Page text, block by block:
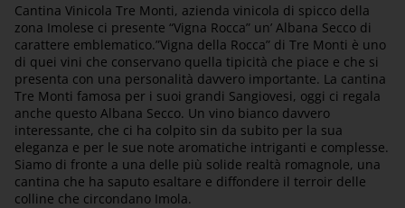
Cantina Vinicola Tre Monti, azienda vinicola di spicco della
zona Imolese ci presente “Vigna Rocca” un’ Albana Secco di
carattere emblematico.”Vigna della Rocca” di Tre Monti è uno
di quei vini che conservano quella tipicità che piace e che si
presenta con una personalità davvero importante. La cantina
Tre Monti famosa per i suoi grandi Sangiovesi, oggi ci regala
anche questo Albana Secco. Un vino bianco davvero
interessante, che ci ha colpito sin da subito per la sua
eleganza e per le sue note aromatiche intriganti e complesse.
Siamo di fronte a una delle più solide realtà romagnole, una
cantina che ha saputo esaltare e diffondere il terroir delle
colline che circondano Imola.